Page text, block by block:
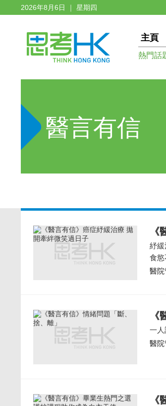
2026年8月6日 ｜ 星期四
主頁
熱門話
醫言有信
紓緩
食
醫院
一人
醫院